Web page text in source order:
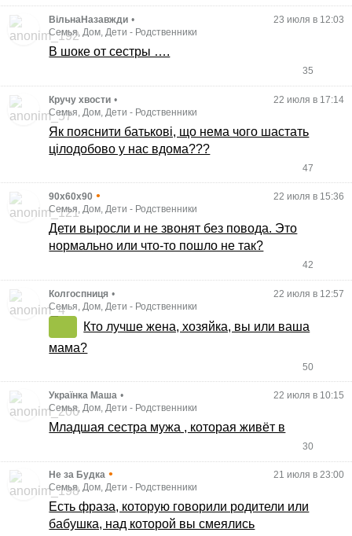
ВільнаНазавжди •
23 июля в 12:03
Семья, Дом, Дети - Родственники
В шоке от сестры ….
35
Кручу хвости •
22 июля в 17:14
Семья, Дом, Дети - Родственники
Як пояснити батькові, що нема чого шастать
цілодобово у нас вдома???
47
90x60x90 •
22 июля в 15:36
Семья, Дом, Дети - Родственники
Дети выросли и не звонят без повода. Это
нормально или что-то пошло не так?
42
Колгоспниця •
22 июля в 12:57
Семья, Дом, Дети - Родственники
Кто лучше жена, хозяйка, вы или ваша
мама?
50
Українка Маша •
22 июля в 10:15
Семья, Дом, Дети - Родственники
Младшая сестра мужа , которая живёт в
30
Не за Будка •
21 июля в 23:00
Семья, Дом, Дети - Родственники
Есть фраза, которую говорили родители или
бабушка, над которой вы смеялись